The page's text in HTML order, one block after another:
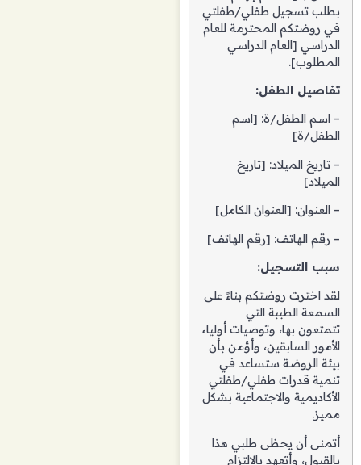
بطلب تسجيل طفلي/طفلتي
في روضتكم المحترمة للعام
الدراسي [العام الدراسي
المطلوب].
تفاصيل الطفل:
– اسم الطفل/ة: [اسم
الطفل/ة]
– تاريخ الميلاد: [تاريخ
الميلاد]
– العنوان: [العنوان الكامل]
– رقم الهاتف: [رقم الهاتف]
سبب التسجيل:
لقد اخترت روضتكم بناءً على
السمعة الطيبة التي
تتمتعون بها، وتوصيات أولياء
الأمور السابقين، وأؤمن بأن
بيئة الروضة ستساعد في
تنمية قدرات طفلي/طفلتي
الأكاديمية والاجتماعية بشكل
مميز.
أتمنى أن يحظى طلبي هذا
بالقبول، وأتعهد بالالتزام